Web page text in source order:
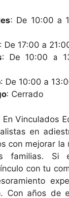
: De 10:00 a
: De 17:00 a
: De 10:00 a
: De 10:00 a
: Cerrado
En Vinculados
en
con mejorar la
familias. Si
con tu
Con años de